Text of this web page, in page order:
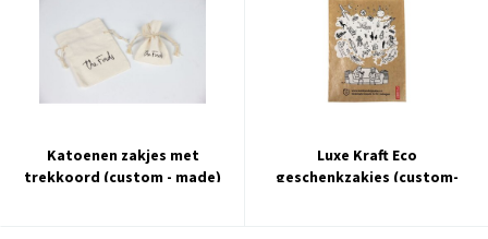
Katoenen zakjes met
trekkoord (custom - made)
Luxe Kraft Eco
geschenkzakjes (custom-